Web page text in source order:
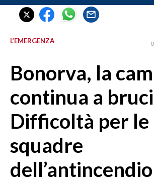
CAGLIARI
SULCIS IGLESIENTE
ORISTANO E PROVINCIA
GALLURA
NUORO E PROVINCIA
OGLIASTRA
AGENDA
CRONACA
L’EMERGENZA
Bonorva, la
continua a
Difficoltà per le
squadre
dell’antincendio